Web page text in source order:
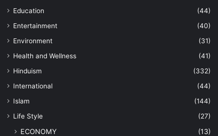
Education
(44)
Entertainment
(40)
Environment
(31)
Health and Wellness
(41)
Hinduism
(332)
International
(44)
Islam
(144)
Life Style
(27)
ECONOMY (13)